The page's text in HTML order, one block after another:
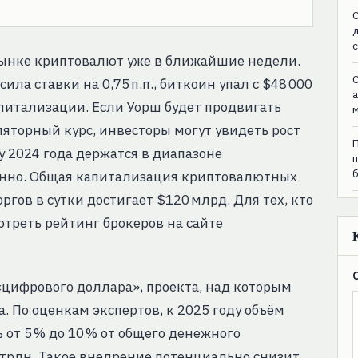
криптовалют уже в ближайшие недели.
ставки на 0,75 п.п., биткоин упал с $48 000
Если Уорш будет продвигать
курс, инвесторы могут увидеть рост
года держатся в диапазоне
Общая капитализация криптовалютных
в сутки достигает $120 млрд. Для тех, кто
рейтинг брокеров на сайте
доллара», проекта, над которым
По оценкам экспертов, к 2025 году объём
5 % до 10 % от общего денежного